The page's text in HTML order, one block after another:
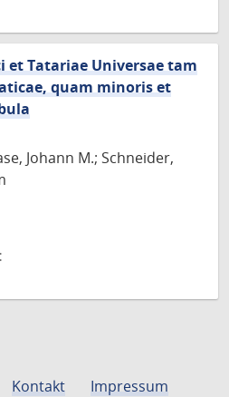
et Tatariae Universae tam
quam minoris et
Johann M.; Schneider,
Kontakt
Impressum